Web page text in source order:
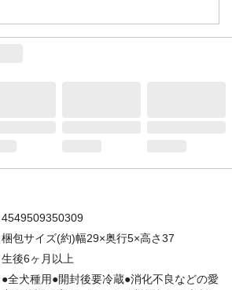
4549509350309
梱包サイズ(約)幅29×奥行5×高さ37
生後6ヶ月以上
●全犬種用●開封後要冷蔵●消化不良などの愛